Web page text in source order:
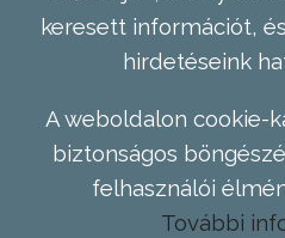
keresett információt,
hirdetéseink
A weboldalon cookie-
biztonságos
felhasználói
További